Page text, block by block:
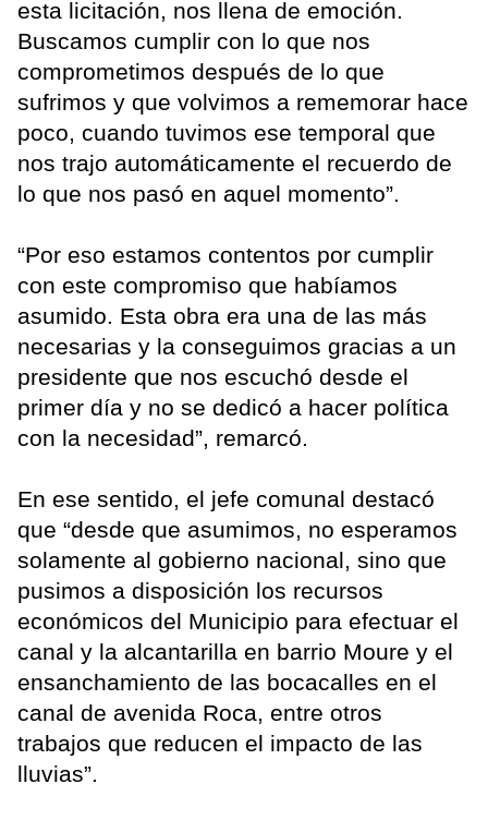
esta licitación, nos llena de emoción.
Buscamos cumplir con lo que nos
comprometimos después de lo que
sufrimos y que volvimos a rememorar hace
poco, cuando tuvimos ese temporal que
nos trajo automáticamente el recuerdo de
lo que nos pasó en aquel momento”.
“Por eso estamos contentos por cumplir
con este compromiso que habíamos
asumido. Esta obra era una de las más
necesarias y la conseguimos gracias a un
presidente que nos escuchó desde el
primer día y no se dedicó a hacer política
con la necesidad”, remarcó.
En ese sentido, el jefe comunal destacó
que “desde que asumimos, no esperamos
solamente al gobierno nacional, sino que
pusimos a disposición los recursos
económicos del Municipio para efectuar el
canal y la alcantarilla en barrio Moure y el
ensanchamiento de las bocacalles en el
canal de avenida Roca, entre otros
trabajos que reducen el impacto de las
lluvias”.